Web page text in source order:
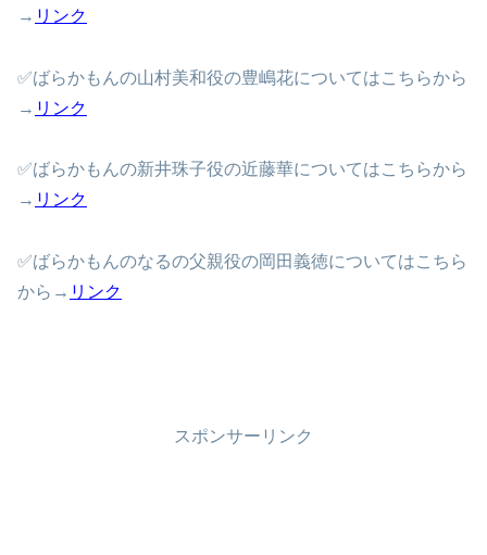
→ リンク
✅ばらかもんの山村美和役の豊嶋花についてはこちらから
→ リンク
✅ばらかもんの新井珠子役の近藤華についてはこちらから
→ リンク
✅ばらかもんのなるの父親役の岡田義徳についてはこちら
から→ リンク
スポンサーリンク